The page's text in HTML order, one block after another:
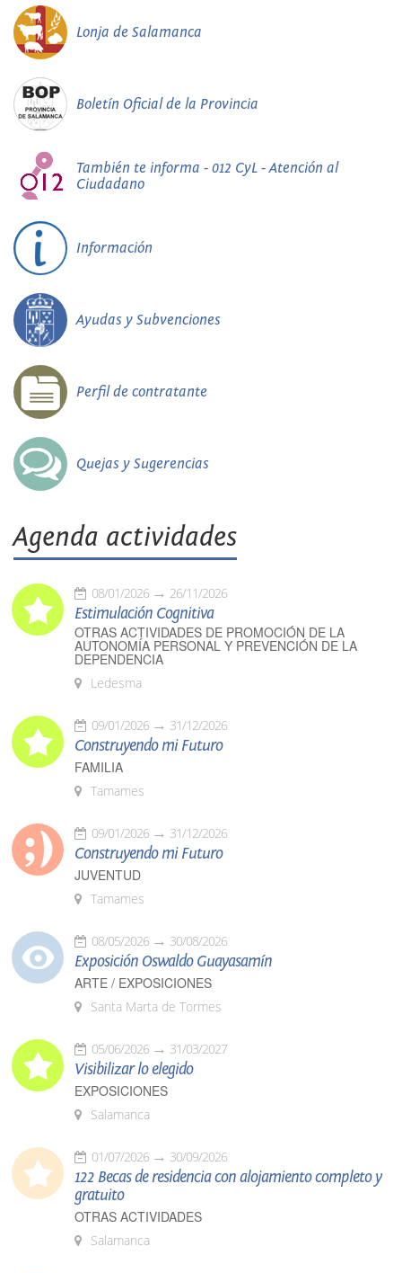
Lonja de Salamanca
Boletín Oficial de la Provincia
También te informa - 012 CyL - Atención al
Ciudadano
Información
Ayudas y Subvenciones
Perfil de contratante
Quejas y Sugerencias
Agenda actividades
08/01/2026 26/11/2026
Estimulación Cognitiva
OTRAS ACTIVIDADES DE PROMOCIÓN DE LA
AUTONOMÍA PERSONAL Y PREVENCIÓN DE LA
DEPENDENCIA
Ledesma
09/01/2026 31/12/2026
Construyendo mi Futuro
FAMILIA
Tamames
09/01/2026 31/12/2026
Construyendo mi Futuro
JUVENTUD
Tamames
08/05/2026 30/08/2026
Exposición Oswaldo Guayasamín
ARTE / EXPOSICIONES
Santa Marta de Tormes
05/06/2026 31/03/2027
Visibilizar lo elegido
EXPOSICIONES
Salamanca
01/07/2026 30/09/2026
122 Becas de residencia con alojamiento completo y
gratuito
OTRAS ACTIVIDADES
Salamanca